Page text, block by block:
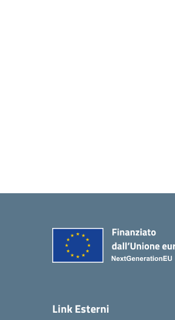
Link Esterni